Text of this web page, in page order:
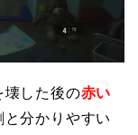
壊した後の赤い
分かりやすい